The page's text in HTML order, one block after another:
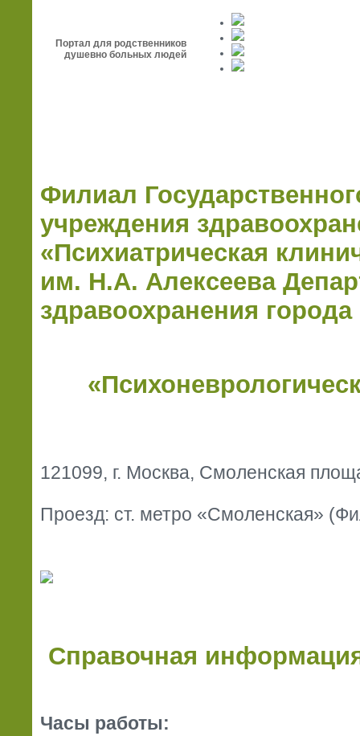
Портал для родственников
душевно больных людей
Филиал
учреждения
«Психиатрическая
им. Н.А. Алексеева
здравоохранения
121099, г. Москва, Смоленская
Проезд: ст. метро «Смоленская»
Справочная
Часы работы: